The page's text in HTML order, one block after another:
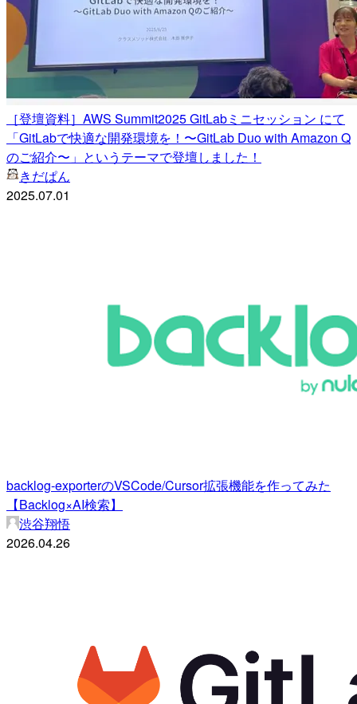
［登壇資料］AWS Summit2025 GitLabミニセッション にて
「GitLabで快適な開発環境を！〜GitLab Duo with Amazon Q
のご紹介〜」というテーマで登壇しました！
きだぱん
2025.07.01
backlog-exporterのVSCode/Cursor拡張機能を作ってみた
【Backlog×AI検索】
渋谷翔悟
2026.04.26